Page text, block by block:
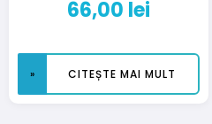
66,00 lei
CITEȘTE MAI MULT